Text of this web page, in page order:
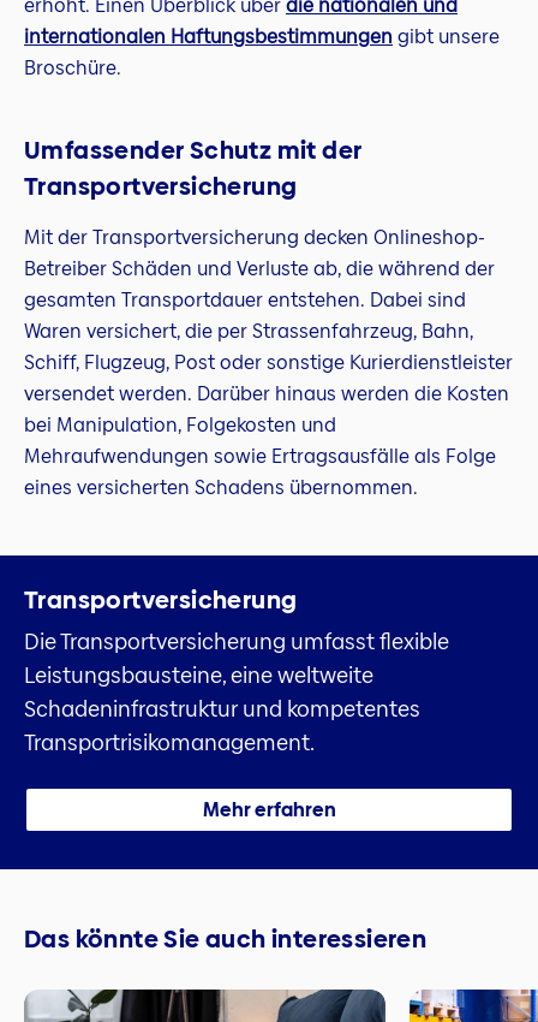
internationalen Haftungsbestimmungen gibt unsere
Broschüre.
Umfassender Schutz mit der
Transportversicherung
Mit der Transportversicherung decken Onlineshop-
Betreiber Schäden und Verluste ab, die während der
gesamten Transportdauer entstehen. Dabei sind
Waren versichert, die per Strassenfahrzeug, Bahn,
Schiff, Flugzeug, Post oder sonstige Kurierdienstleister
versendet werden. Darüber hinaus werden die Kosten
bei Manipulation, Folgekosten und
Mehraufwendungen sowie Ertragsausfälle als Folge
eines versicherten Schadens übernommen.
Transport­versicherung
Die Transportversicherung umfasst flexible
Leistungsbausteine, eine weltweite
Schadeninfrastruktur und kompetentes
Transportrisikomanagement.
Mehr erfahren
Das könnte Sie auch interessieren